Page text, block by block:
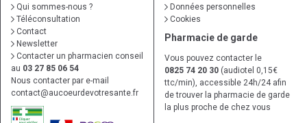
Qui sommes-nous ?
Téléconsultation
Contact
Newsletter
Contacter un pharmacien conseil
au 03 27 85 06 54
Nous contacter par e-mail
contact@aucoeurdevotresante.fr
Données personnelles
Cookies
Pharmacie de garde
Vous pouvez contacter le
0825 74 20 30 (audiotel 0,15€
ttc/min), accessible 24h/24 afin
de trouver la pharmacie de garde
la plus proche de chez vous